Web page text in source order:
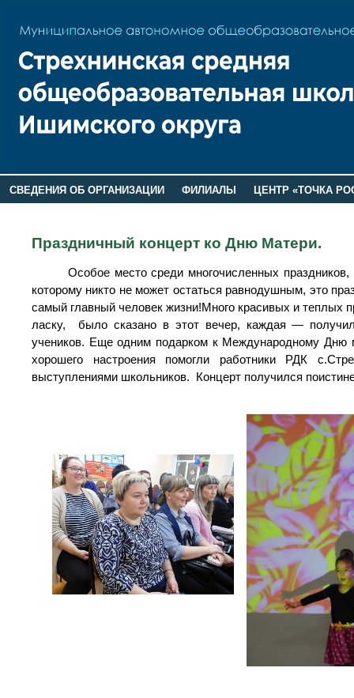
СВЕДЕНИЯ ОБ ОРГАНИЗАЦИИ ФИЛИАЛЫ
ЦЕНТР «ТОЧКА
Праздничный концерт ко Дню Матери.
Особое место среди многочисленных праздников,
которому никто не может остаться равнодушным, это
самый главный человек жизни!Много красивых и теплых
ласку, было сказано в этот вечер, каждая —
учеников. Еще одним подарком к Международному Дню
хорошего настроения помогли работники РДК
выступлениями школьников. Концерт получился